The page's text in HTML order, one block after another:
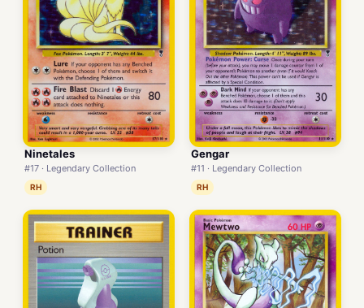
Ninetales
#17 · Legendary Collection
RH
Gengar
#11 · Legendary Collection
RH